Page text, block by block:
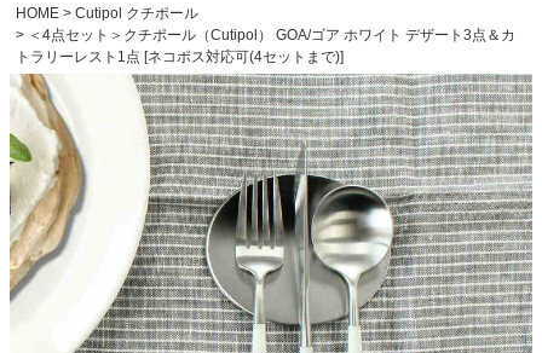
HOME
Cutipol クチポール
＜4点セット＞クチポール（Cutipol） GOA/ゴア ホワイト デザート3点＆カ
トラリーレスト1点 [ネコポス対応可(4セットまで)]